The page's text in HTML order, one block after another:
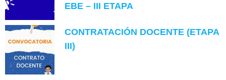
EBE – III ETAPA
CONTRATACIÓN DOCENTE (ETAPA
III)